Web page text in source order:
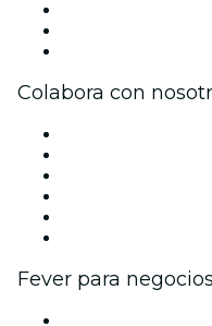
Colabora con
Fever para negocios